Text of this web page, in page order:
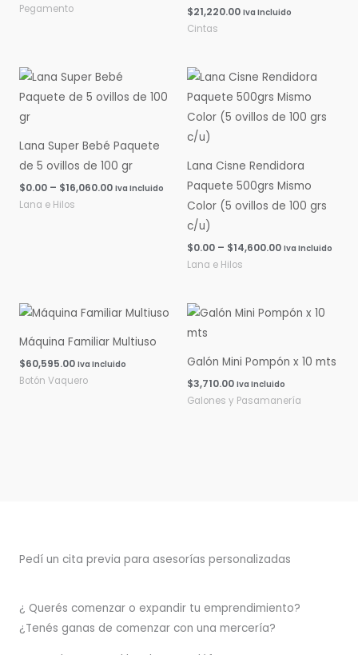
Pegamento $21,220.00 Iva Incluido
Cintas
Lana Super Bebé Paquete
de 5 ovillos de 100 gr
$0.00 – $16,060.00
Rango
de
precios:
$16,060.00
Iva Incluido
Lana e Hilos
Lana Cisne Rendidora
Paquete 500grs Mismo
Color (5 ovillos de 100 grs
c/u)
$0.00 – $14,600.00
Rango
de
precios:
desde
$0.00
Iva Incluido
Lana e Hilos
Máquina Familiar Multiuso
$60,595.00 Iva Incluido
Botón Vaquero
Galón Mini Pompón x 10 mts
$3,710.00 Iva Incluido
Galones y Pasamanería
Pedí un cita previa para asesorías personalizadas
¿ Querés comenzar o expandir tu emprendimiento?
¿Tenés ganas de comenzar con una mercería?